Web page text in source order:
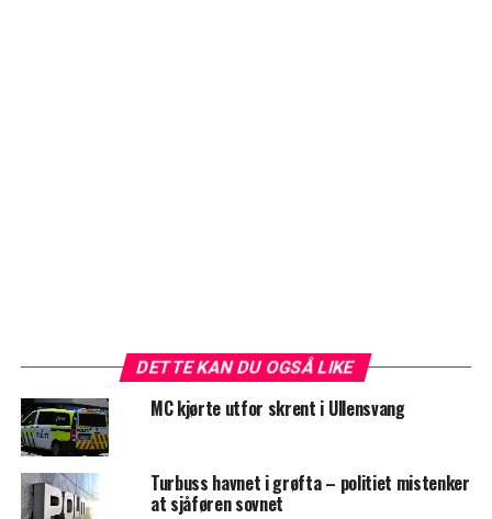
DETTE KAN DU OGSÅ LIKE
MC kjørte utfor skrent i Ullensvang
Turbuss havnet i grøfta – politiet mistenker
at sjåføren sovnet